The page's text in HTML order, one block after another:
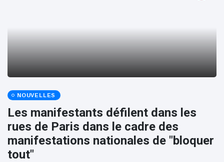
NOUVELLES
Les manifestants défilent dans les
rues de Paris dans le cadre des
manifestations nationales de "bloquer
tout"